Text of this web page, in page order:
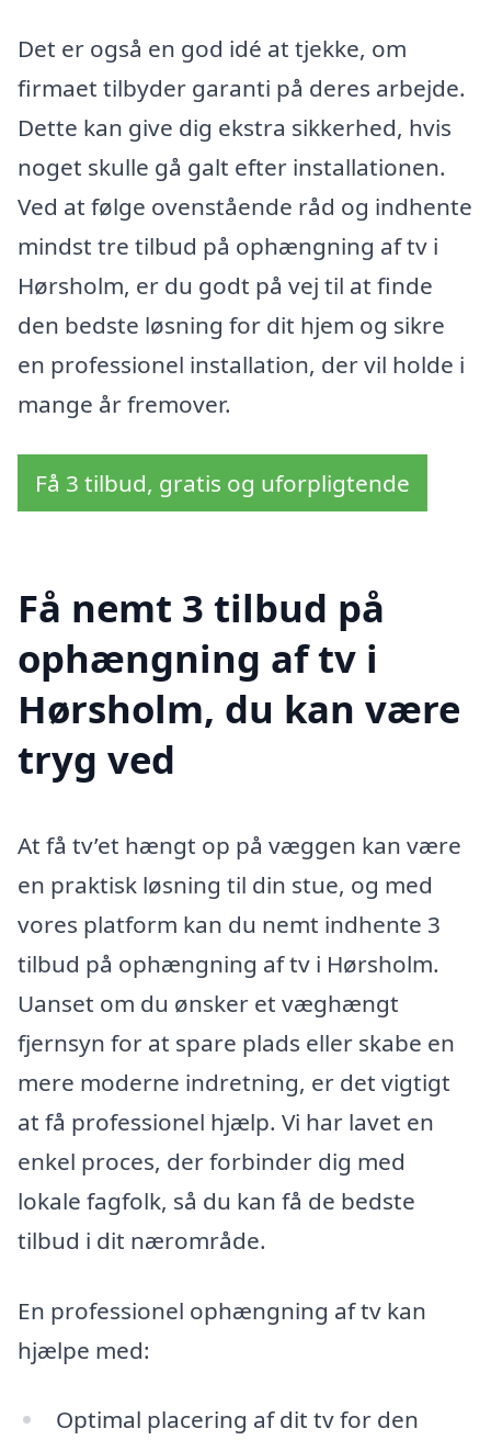
Det er også en god idé at tjekke, om
firmaet tilbyder garanti på deres arbejde.
Dette kan give dig ekstra sikkerhed, hvis
noget skulle gå galt efter installationen.
Ved at følge ovenstående råd og indhente
mindst tre tilbud på ophængning af tv i
Hørsholm, er du godt på vej til at finde
den bedste løsning for dit hjem og sikre
en professionel installation, der vil holde i
mange år fremover.
Få 3 tilbud, gratis og uforpligtende
Få nemt 3 tilbud på
ophængning af tv i
Hørsholm, du kan være
tryg ved
At få tv’et hængt op på væggen kan være
en praktisk løsning til din stue, og med
vores platform kan du nemt indhente 3
tilbud på ophængning af tv i Hørsholm.
Uanset om du ønsker et væghængt
fjernsyn for at spare plads eller skabe en
mere moderne indretning, er det vigtigt
at få professionel hjælp. Vi har lavet en
enkel proces, der forbinder dig med
lokale fagfolk, så du kan få de bedste
tilbud i dit nærområde.
En professionel ophængning af tv kan
hjælpe med:
Optimal placering af dit tv for den